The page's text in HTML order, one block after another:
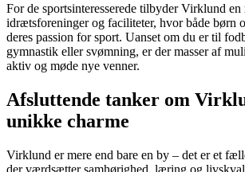
For de sportsinteresserede tilbyder Virklund
idrætsforeninger og faciliteter, hvor både børn
deres passion for sport. Uanset om du er til
gymnastik eller svømning, er der masser af
aktiv og møde nye venner.
Afsluttende tanker om
unikke charme
Virklund er mere end bare en by – det er et
der værdsætter samhørighed, læring og